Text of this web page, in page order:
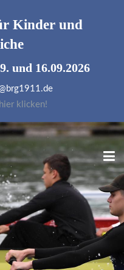
Kinder und
und 16.09.2026
klicken!